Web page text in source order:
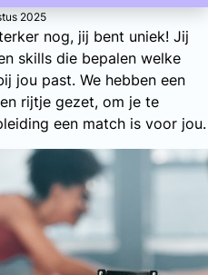
2025
nog, jij bent uniek! Jij
skills die bepalen welke
jou past. We hebben een
rijtje gezet, om je te
een match is voor jou.